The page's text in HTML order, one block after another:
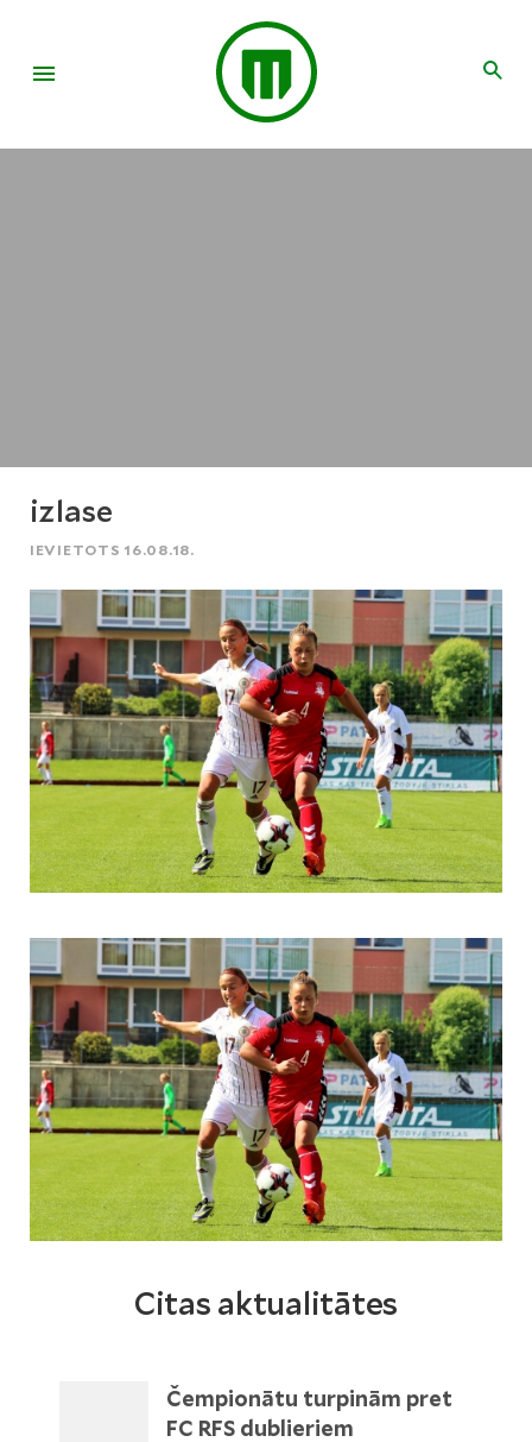
izlase
IEVIETOTS 16.08.18.
Citas aktualitātes
Čempionātu turpinām pret
FC RFS dublieriem